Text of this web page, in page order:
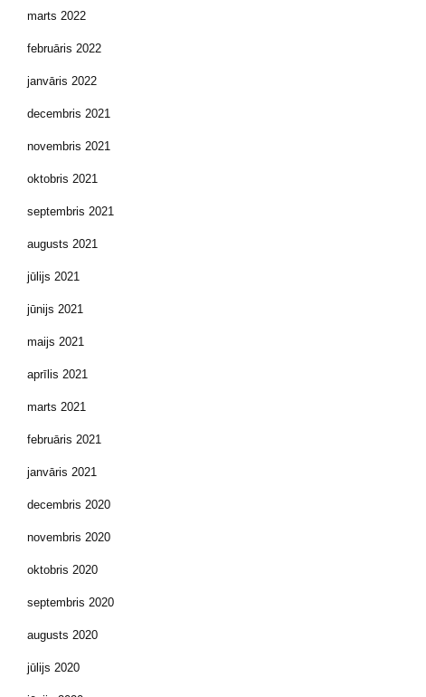
marts 2022
februāris 2022
janvāris 2022
decembris 2021
novembris 2021
oktobris 2021
septembris 2021
augusts 2021
jūlijs 2021
jūnijs 2021
maijs 2021
aprīlis 2021
marts 2021
februāris 2021
janvāris 2021
decembris 2020
novembris 2020
oktobris 2020
septembris 2020
augusts 2020
jūlijs 2020